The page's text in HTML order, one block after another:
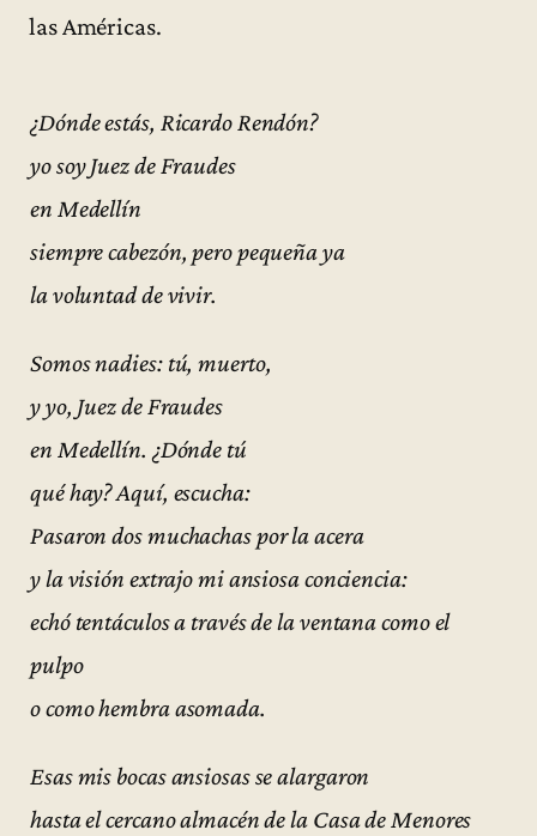
las Américas.
¿Dónde estás, Ricardo Rendón?
yo soy Juez de Fraudes
en Medellín
siempre cabezón, pero pequeña ya
la voluntad de vivir.
Somos nadies: tú, muerto,
y yo, Juez de Fraudes
en Medellín. ¿Dónde tú
qué hay? Aquí, escucha:
Pasaron dos muchachas por la acera
y la visión extrajo mi ansiosa conciencia:
echó tentáculos a través de la ventana como el
pulpo
o como hembra asomada.
Esas mis bocas ansiosas se alargaron
hasta el cercano almacén de la Casa de Menores